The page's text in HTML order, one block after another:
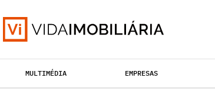
MULTIMÉDIA EMPRESAS